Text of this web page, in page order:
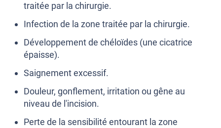
traitée par la chirurgie.
Infection de la zone traitée par la chirurgie.
Développement de chéloïdes (une cicatrice
épaisse).
Saignement excessif.
Douleur, gonflement, irritation ou gêne au
niveau de l'incision.
Perte de la sensibilité entourant la zone